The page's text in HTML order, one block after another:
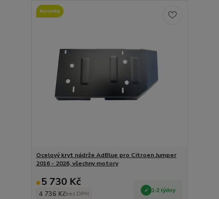
Novinka
Ocelový kryt nádrže AdBlue pro Citroen Jumper
2016 - 2026, všechny motory
5 730 Kč
4 736 Kčbez DPH
1-2 týdny